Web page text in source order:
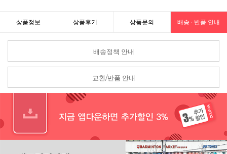
상품정보 상품후기 상품문의 배송 · 반품 안내
배송정책 안내
교환/반품 안내